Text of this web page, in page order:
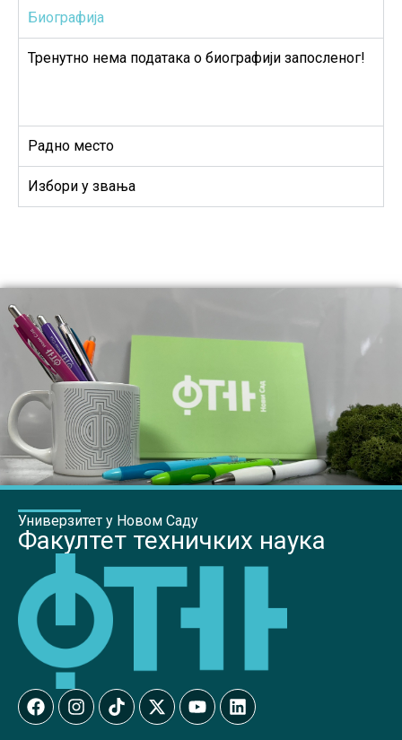
Биографија
Тренутно нема података о биографији запосленог!
Радно место
Избори у звања
Универзитет у Новом Саду
Факултет техничких наука